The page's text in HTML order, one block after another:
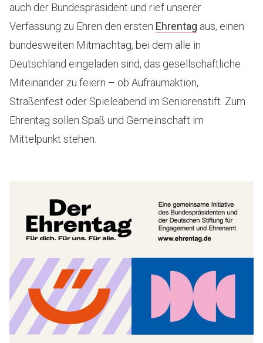
auch der Bundespräsident und rief unserer
Verfassung zu Ehren den ersten Ehrentag aus, einen
bundesweiten Mitmachtag, bei dem alle in
Deutschland eingeladen sind, das gesellschaftliche
Miteinander zu feiern – ob Aufräumaktion,
Straßenfest oder Spieleabend im Seniorenstift. Zum
Ehrentag sollen Spaß und Gemeinschaft im
Mittelpunkt stehen.